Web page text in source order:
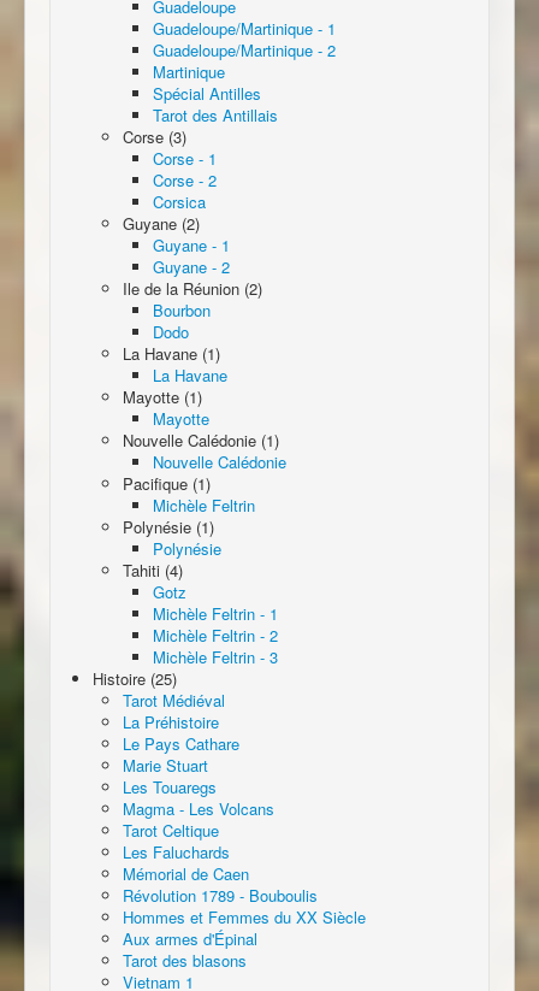
Guadeloupe
Guadeloupe/Martinique - 1
Guadeloupe/Martinique - 2
Martinique
Spécial Antilles
Tarot des Antillais
Corse (3)
Corse - 1
Corse - 2
Corsica
Guyane (2)
Guyane - 1
Guyane - 2
Ile de la Réunion (2)
Bourbon
Dodo
La Havane (1)
La Havane
Mayotte (1)
Mayotte
Nouvelle Calédonie (1)
Nouvelle Calédonie
Pacifique (1)
Michèle Feltrin
Polynésie (1)
Polynésie
Tahiti (4)
Gotz
Michèle Feltrin - 1
Michèle Feltrin - 2
Michèle Feltrin - 3
Histoire (25)
Tarot Médiéval
La Préhistoire
Le Pays Cathare
Marie Stuart
Les Touaregs
Magma - Les Volcans
Tarot Celtique
Les Faluchards
Mémorial de Caen
Révolution 1789 - Bouboulis
Hommes et Femmes du XX Siècle
Aux armes d'Épinal
Tarot des blasons
Vietnam 1